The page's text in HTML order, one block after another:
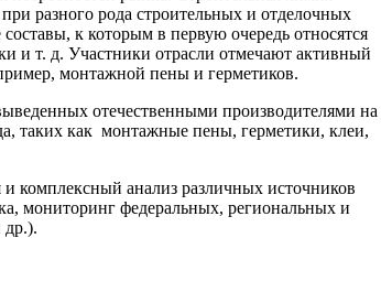
разного рода строительных и отделочных
к которым в первую очередь относятся
и т. д. Участники отрасли отмечают активный
монтажной пены и герметиков.
отечественными производителями на
таких как монтажные пены, герметики, клеи,
и комплексный анализ различных источников
мониторинг федеральных, региональных и
др.).